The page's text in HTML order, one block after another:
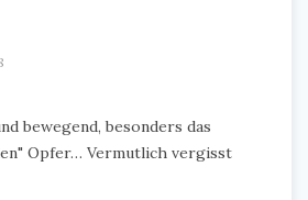
bewegend, besonders das
Opfer… Vermutlich vergisst